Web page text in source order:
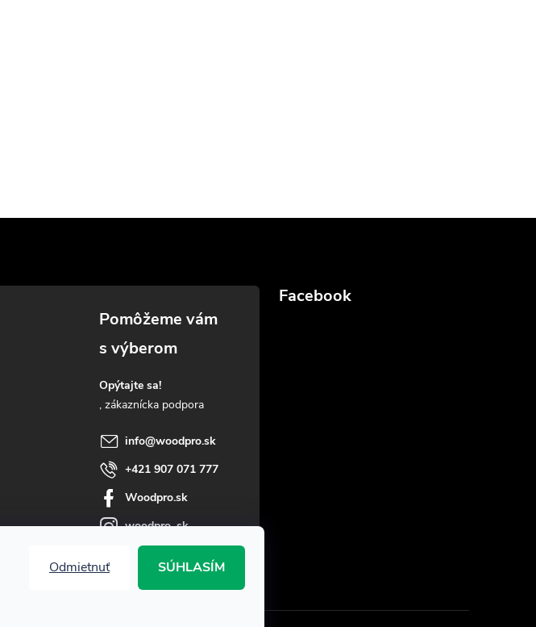
Odmietnuť SÚHLASÍM
Opýtajte sa!
info@woodpro.sk
+421 907 071 777
Woodpro.sk
woodpro_sk
Facebook